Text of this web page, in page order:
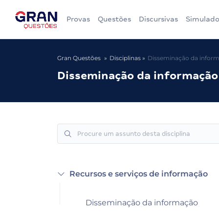
Provas Questões Discursivas
Gran Questões Disciplinas Disseminação da
Disseminação da informação
Recursos e serviços de informação
Disseminação da informação